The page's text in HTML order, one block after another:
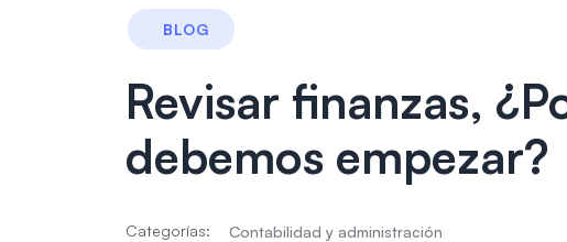
BLOG
Revisar finanzas,
debemos empezar?
Categorías: Contabilidad y administración